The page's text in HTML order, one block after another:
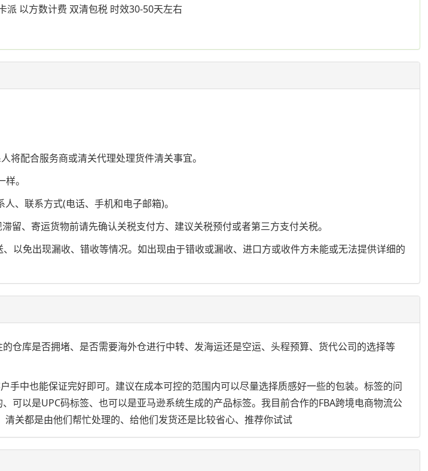
以方数计费 双清包税 时效30-50天左右
将配合服务商或清关代理处理货件清关事宜。
。
、联系方式(电话、手机和电子邮箱)。
、寄运货物前请先确认关税支付方、建议关税预付或者第三方支付关税。
以免出现漏收、错收等情况。如出现由于错收或漏收、进口方或收件方未能或无法提供详细的
仓库是否拥堵、是否需要海外仓进行中转、发海运还是空运、头程预算、货代公司的选择等
手中也能保证完好即可。建议在成本可控的范围内可以尽量选择质感好一些的包装。标签的问
可以是UPC码标签、也可以是亚马逊系统生成的产品标签。我目前合作的FBA跨境电商物流公
关都是由他们帮忙处理的、给他们发货还是比较省心、推荐你试试